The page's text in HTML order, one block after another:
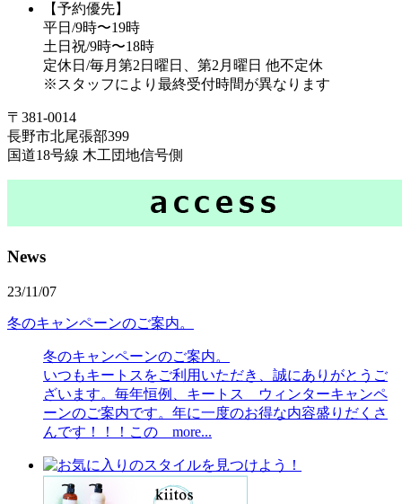
【予約優先】
平日/9時〜19時
土日祝/9時〜18時
定休日/毎月第2日曜日、第2月曜日 他不定休
※スタッフにより最終受付時間が異なります
〒381-0014
長野市北尾張部399
国道18号線 木工団地信号側
News
23/11/07
冬のキャンペーンのご案内。
冬のキャンペーンのご案内。
いつもキートスをご利用いただき、誠にありがとうご
ざいます。毎年恒例、キートス ウィンターキャンペ
ーンのご案内です。年に一度のお得な内容盛りだくさ
んです！！！この more...